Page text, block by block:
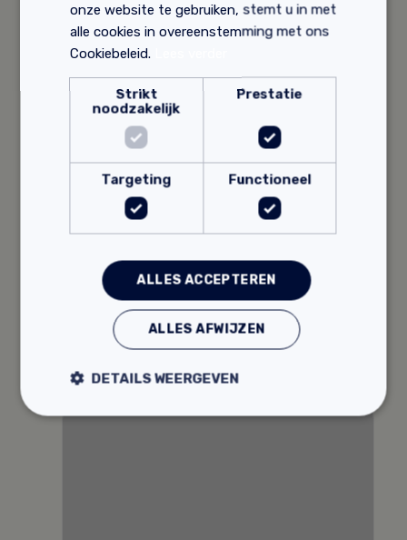
Technea Maattonset
Voor mengen vulmassa
Met maataanduiding
Tweedelige set
onze website te gebruiken, stemt u in met
alle cookies in overeenstemming met ons
Cookiebeleid.
Strikt
noodzakelijk
Prestatie
Targeting Functioneel
ALLES ACCEPTEREN
ALLES AFWIJZEN
DETAILS WEERGEVEN